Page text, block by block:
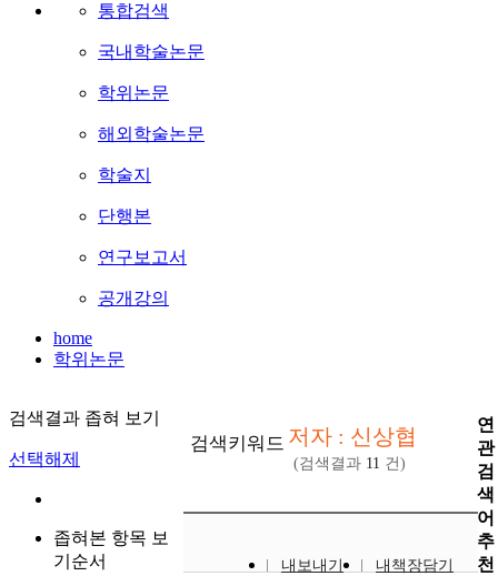
통합검색
국내학술논문
학위논문
해외학술논문
학술지
단행본
연구보고서
공개강의
home
학위논문
검색결과 좁혀 보기
선택해제
좁혀본 항목 보
기순서
검색키워드 저자 : 신상협
(검색결과 11 건)
내보내기
내책장담기
연
관
검
색
어
추
천